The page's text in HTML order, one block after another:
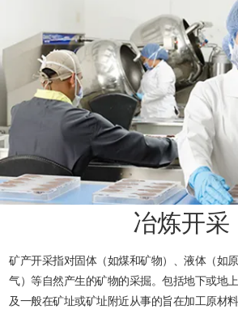
冶炼开采
矿产开采指对固体（如煤和矿物）、液体（如
气）等自然产生的矿物的采掘。包括地下或地
及一般在矿址或矿址附近从事的旨在加工原材